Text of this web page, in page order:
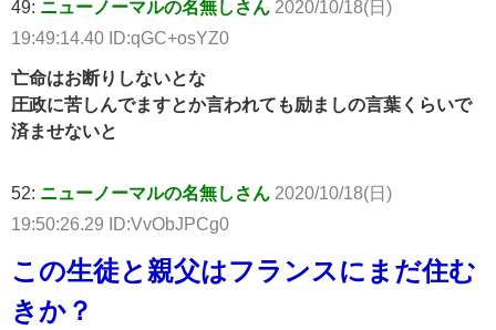
49: ニューノーマルの名無しさん 2020/10/18(日)
19:49:14.40 ID:qGC+osYZ0
亡命はお断りしないとな
圧政に苦しんでますとか言われても励ましの言葉くらいで
済ませないと
52: ニューノーマルの名無しさん 2020/10/18(日)
19:50:26.29 ID:VvObJPCg0
この生徒と親父はフランスにまだ住む
きか？